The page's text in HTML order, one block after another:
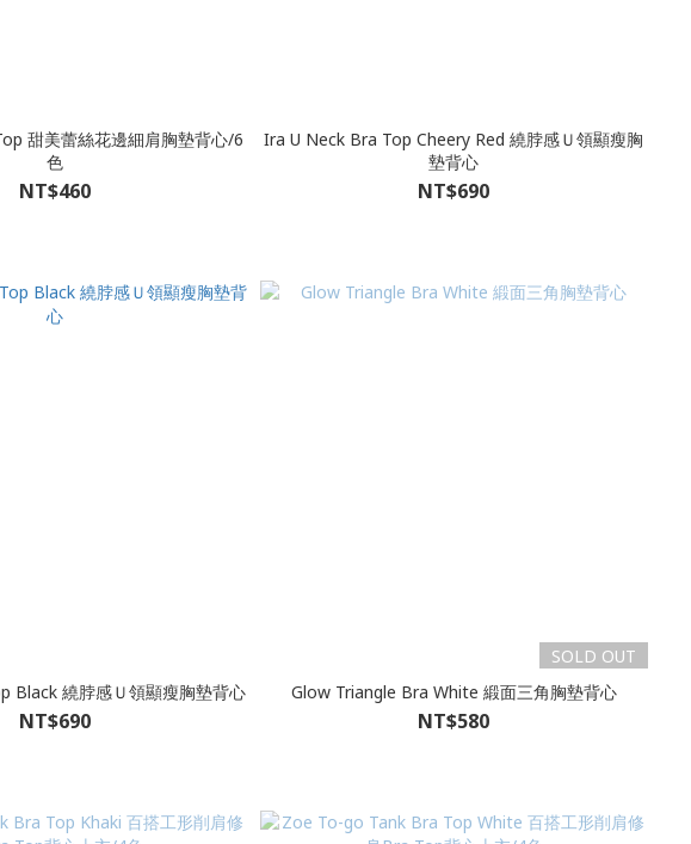
甜美蕾絲花邊細肩胸墊背心/6
色
NT$460
Ira U Neck Bra Top Cheery Red 繞脖感Ｕ領顯瘦胸
墊背心
NT$690
Black 繞脖感Ｕ領顯瘦胸墊背心
NT$690
SOLD OUT
Glow Triangle Bra White 緞面三角胸墊背心
NT$580